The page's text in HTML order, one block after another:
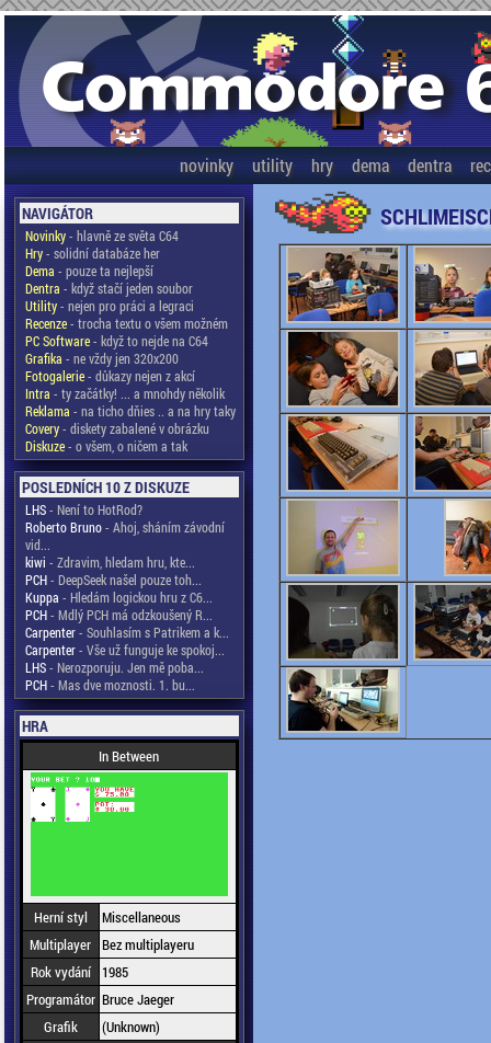
novinky utility hry dema dentra
NAVIGÁTOR
Novinky- hlavně ze světa C64
Hry- solidní databáze her
Dema - pouze ta nejlepší
Dentra - když stačí jeden soubor
Utility- nejen pro práci a legraci
Recenze- trocha textu o všem možném
PC Software- když to nejde na C64
Grafika - ne vždy jen 320x200
Fotogalerie- důkazy nejen z akcí
Intra - ty začátky! ... a mnohdy několik
Reklama - na ticho dňies .. a na hry taky
Covery- diskety zabalené v obrázku
Diskuze- o všem, o ničem a tak
POSLEDNÍCH 10 Z DISKUZE
LHS- Není to HotRod?
Roberto Bruno- Ahoj, sháním závodní
vid...
kiwi - Zdravim, hledam hru, kte...
PCH- DeepSeek našel pouze toh...
Kuppa - Hledám logickou hru z C6...
PCH- Mdlý PCH má odzkoušený R...
Carpenter- Souhlasím s Patrikem a k...
Carpenter- Vše už funguje ke spokoj...
LHS- Nerozporuju. Jen mě poba...
PCH- Mas dve moznosti. 1. bu...
HRA
In Between
Herní styl
Miscellaneous
Multiplayer Bez multiplayeru
Rok vydání
1985
Programátor Bruce Jaeger
Grafik
(Unknown)